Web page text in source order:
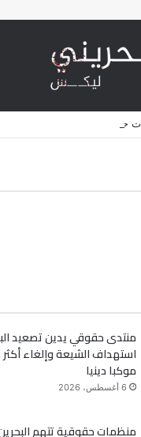
حقوقية تتهم البحرين بشن
منتدى حقوقي يدين تصعيد
موكبا دينيا
6 أغسطس، 2026
منظمات حقوقية تتهم